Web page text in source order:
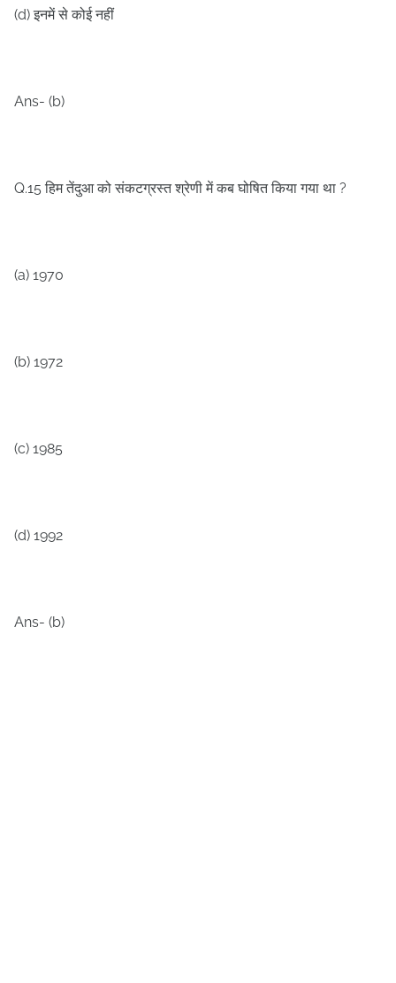
(d)इनमें से कोई नहीं
Ans- (b)
Q.15हिम तेंदुआ को संकटग्रस्त श्रेणी में कब घोषित किया गया था ?
(a) 1970
(b) 1972
(c) 1985
(d) 1992
Ans- (b)